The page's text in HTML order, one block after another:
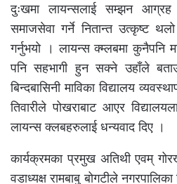
दुःखमा लायन्सलाई सम्झन
समाजसेवा गर्ने नितान्त उत्कृष्ट
गर्नुभयो । लायन्स क्म्लबमा कुनैपनि
पनि सहभागी हुन सक्ने उहाँले
बिन्दबासिनी माविका विद्यालय
तिवारीले पोखराबाट आएर
लायन्स क्लबहरुलाई धन्यवाद दिए ।
कार्यक्रमका प्रमुख अतिथी एवम्
वडाध्यक्ष रामबाबु बोगटीले